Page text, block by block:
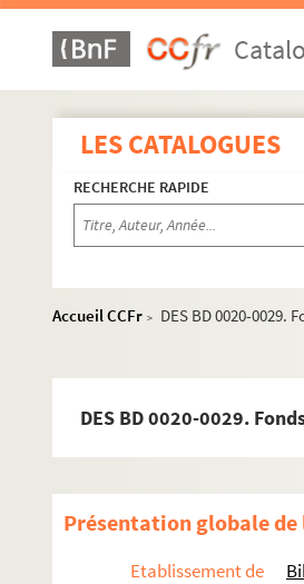
LES CATALOGUES
RECHERCHE RAPIDE
Accueil CCFr >
DES BD 0020-0029.
DES BD 0020-0029.
Présentation globale
Etablissement de